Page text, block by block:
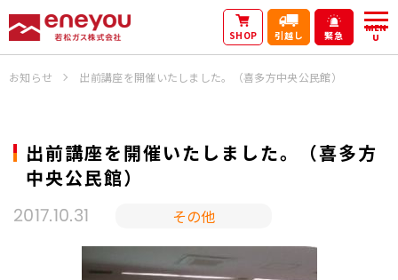
SHOP 引越し 緊急
MEN
U
お知らせ 出前講座を開催いたしました。（喜多方中央公民館）
2017.10.31 その他
出前講座を開催いたしました。（喜多方
中央公民館）